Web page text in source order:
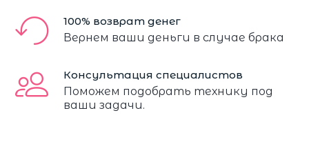
100% возврат денег
Вернем ваши деньги в случае брака
Консультация специалистов
Поможем подобрать технику под
ваши задачи.